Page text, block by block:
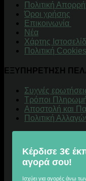
Πολιτική
Όροι χρήσης
Επικοινωνία
Νέα
Χάρτης
Πολιτική
ΕΞΥΠΗΡΕΤΗΣΗ
Συχνές
Τρόποι
Αποστολή και
Πολιτική
Κέρδισε 3€
αγορά σου!
Ισχύει για αγορές άνω